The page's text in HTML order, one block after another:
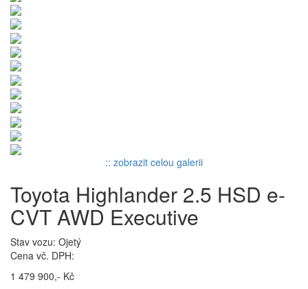
:: zobrazit celou galerii
Toyota Highlander 2.5 HSD e-
CVT AWD Executive
Stav vozu: Ojetý
Cena vč. DPH:
1 479 900,- Kč